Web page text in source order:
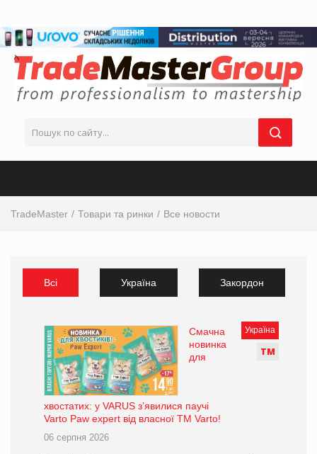
TradeMaster Товари та ринки Все новости
Всі Україна Закордон
Україна
ТМ
Смачна
новинка
для
хвостатих: у VARUS з’явилися паучі
Varto Paw expert від власної ТМ Varto!
06 серпня 2026